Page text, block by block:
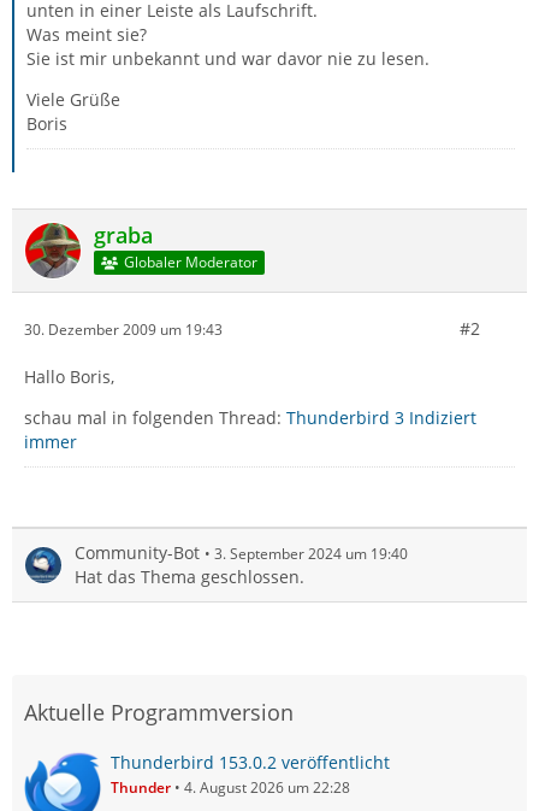
unten in einer Leiste als Laufschrift.
Was meint sie?
Sie ist mir unbekannt und war davor nie zu lesen.
Viele Grüße
Boris
graba
Globaler Moderator
30. Dezember 2009 um 19:43 #2
Hallo Boris,
schau mal in folgenden Thread: Thunderbird 3 Indiziert
immer
Community-Bot 3. September 2024 um 19:40
Hat das Thema geschlossen.
Aktuelle Programmversion
Thunderbird 153.0.2 veröffentlicht
Thunder 4. August 2026 um 22:28